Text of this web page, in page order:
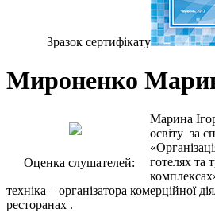
Зразок сертифiкату
Мироненко
Оценка слушателей:
Марина
освіту за
готелях та
техніка – організатора комерційної
ресторанах .